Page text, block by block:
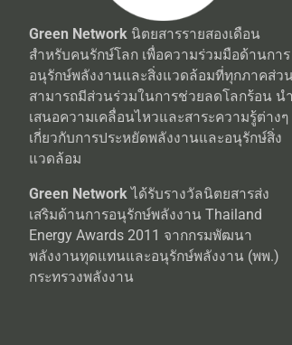
Green Network นิตยสารรายสองเดือน
สำหรับคนรักษ์โลก เพื่อความร่วมมือด้านการ
อนุรักษ์พลังงานและสิ่งแวดล้อมที่ทุกภาคส่วน
สามารถมีส่วนร่วมในการช่วยลดโลกร้อน นำ
เสนอความเคลื่อนไหวและสาระความรู้ต่างๆ
เกี่ยวกับการประหยัดพลังงานและอนุรักษ์สิ่ง
แวดล้อม
Green Network ได้รับรางวัลนิตยสารส่ง
เสริมด้านการอนุรักษ์พลังงาน Thailand
Energy Awards 2011 จากกรมพัฒนา
พลังงานทุดแทนและอนุรักษ์พลังงาน (พพ.)
กระทรวงพลังงาน